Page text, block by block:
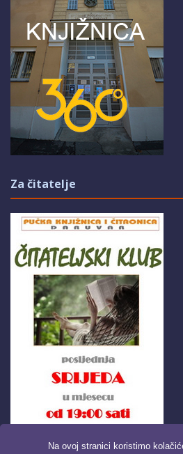
Na ovoj stranici koristimo
Za čitatelje